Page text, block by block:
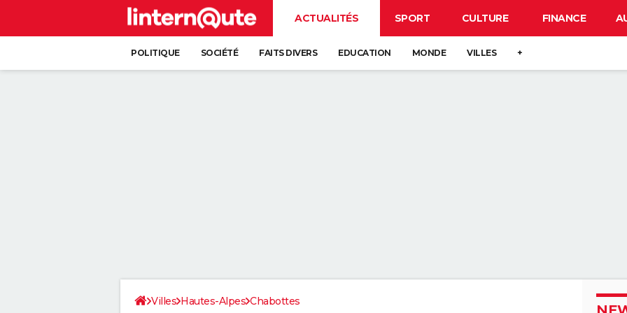
ACTUALITÉS SPORT CULTURE FINANCE
POLITIQUE SOCIÉTÉ FAITS DIVERS EDUCATION MONDE VILLES +
Villes Hautes-Alpes Chabottes